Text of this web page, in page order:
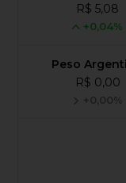
R$ 5,08
+0,04%
Peso
R$ 0,00
+0,00%